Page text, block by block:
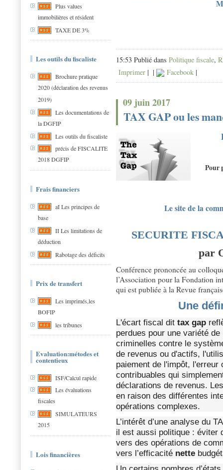
Plus values
immobilières et résident
TAXE DE 3%
Les outils du fiscaliste
Brochure pratique
2020 (déclaration des revenus
2019)
Les documentations de
la DGFIP
Les outils du fiscaliste
précis de FISCALITE
2018 DGFIP
Frais financiers
aI Les principes de
base
II Les limitations de
déduction
Rabotage des déficits
Prix de transfert
Les imprimés,les
BOFIP
les tribunes
Evaluation:métodes et
contentieux
ISF/Calcul rapide
Les évaluations
fiscales
SIMULATEURS
2015
Lois financières
15:53 Publié dans Politique fiscale,
Imprimer | | Facebook |
09 juin 2017
TAX GAP ou les
Pour
Le site de la
SECURITE
par
Conférence prononcée au
l’Association pour la Fondation
qui est publiée à la Revue
Une
L'écart fiscal dit tax gap
perdues pour une variété
criminelles contre le
de revenus ou d'actifs,
paiement de l'impôt, l'erreur
contribuables qui
déclarations de revenus.
en raison des différentes
opérations complexes.
L’intérêt d’une analyse du
il est aussi politique : éviter
vers des opérations de
vers l’efficacité nette